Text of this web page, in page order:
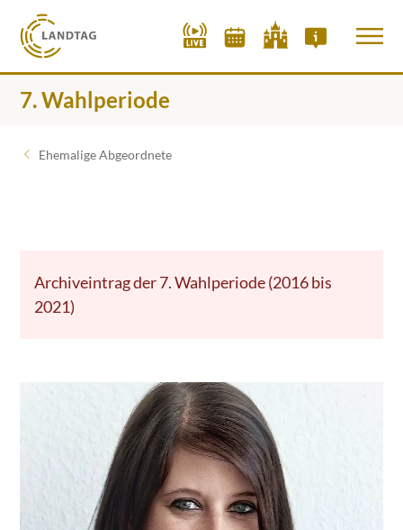
7. Wahlperiode
Ehemalige Abgeordnete
Archiveintrag der 7. Wahlperiode (2016 bis
2021)